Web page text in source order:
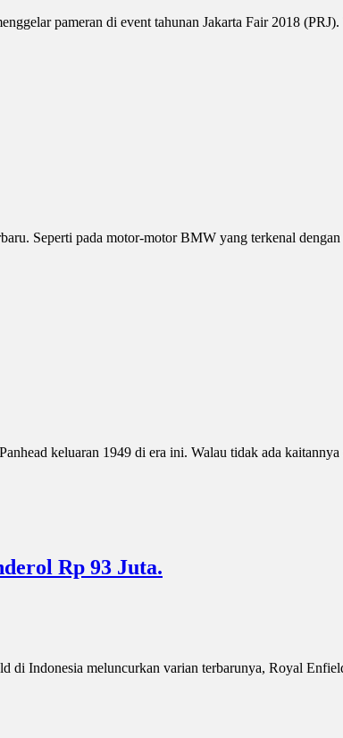
pameran di event tahunan Jakarta Fair 2018
Seperti pada motor-motor BMW yang terkenal
keluaran 1949 di era ini. Walau tidak ada
Rp 93 Juta.
Indonesia meluncurkan varian terbarunya, Royal